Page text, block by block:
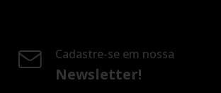
Cadastre-se em nossa
Newsletter!